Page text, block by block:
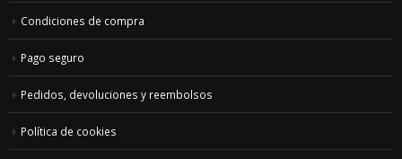
Condiciones de compra
Pago seguro
Pedidos, devoluciones y reembolsos
Política de cookies